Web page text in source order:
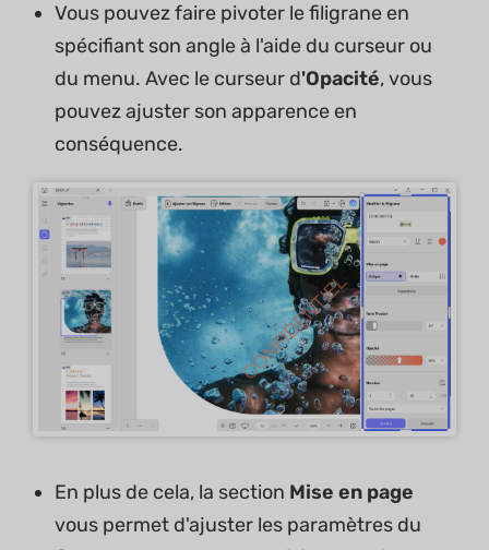
Vous pouvez faire pivoter le filigrane en
spécifiant son angle à l'aide du curseur ou
du menu. Avec le curseur d'Opacité, vous
pouvez ajuster son apparence en
conséquence.
En plus de cela, la section Mise en page
vous permet d'ajuster les paramètres du